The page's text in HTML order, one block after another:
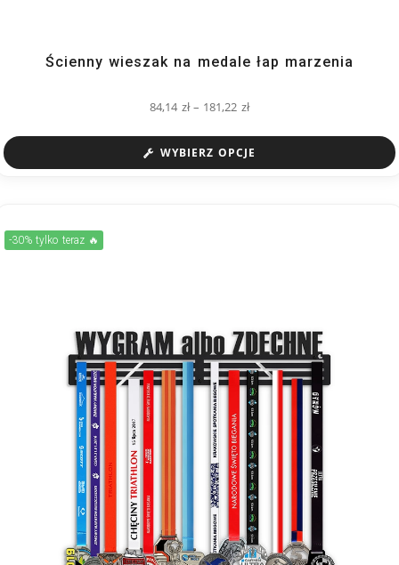
Ścienny wieszak na medale łap marzenia
84,14 zł – 181,22 zł
WYBIERZ OPCJE
-30% tylko teraz 🔥